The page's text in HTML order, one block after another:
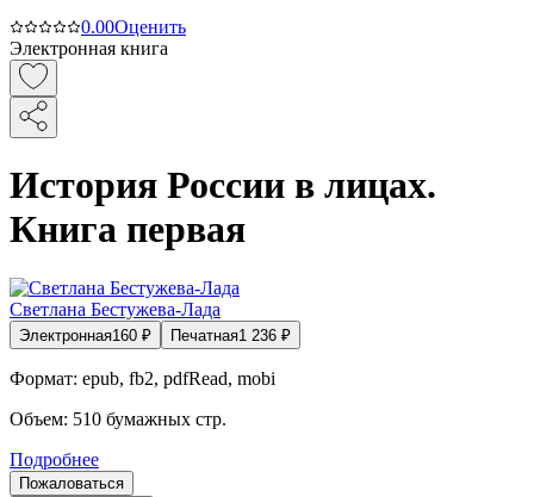
0.00Оценить
Электронная книга
История России в лицах.
Книга первая
Светлана Бестужева-Лада
Электронная160 ₽ Печатная1 236 ₽
Формат: epub, fb2, pdfRead, mobi
Объем: 510 бумажных стр.
Подробнее
Пожаловаться